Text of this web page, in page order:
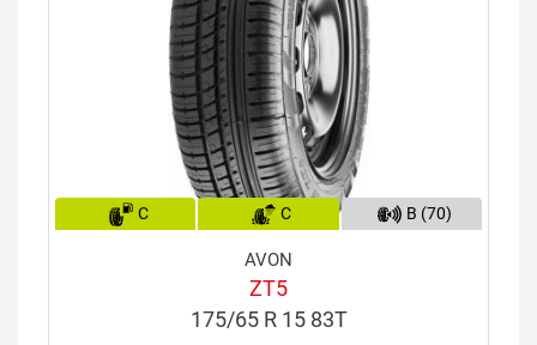
C C B (70)
AVON
ZT5
175/65 R 15 83T